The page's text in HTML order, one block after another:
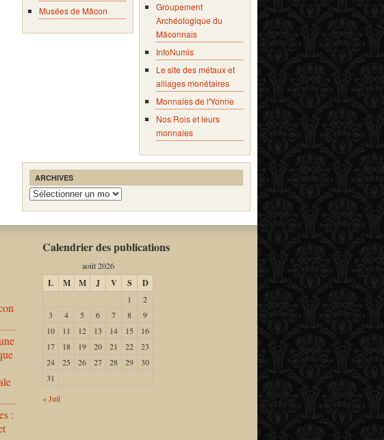
Musées de Mâcon
Groupement
Archéologique du
Mâconnais
InfoNumis
Le site des métaux et
alliages monétaires
Monnaies de l'Yonne
Nos Rois et leurs
monnaies
ARCHIVES
Archives
:
Calendrier des publications
août 2026
L M M J V S D
1
2
3
4 5 6 7 8
9
10
11 12 13 14 15
16
17
18 19 20 21 22
23
24
25 26 27 28 29
30
31
« Juil